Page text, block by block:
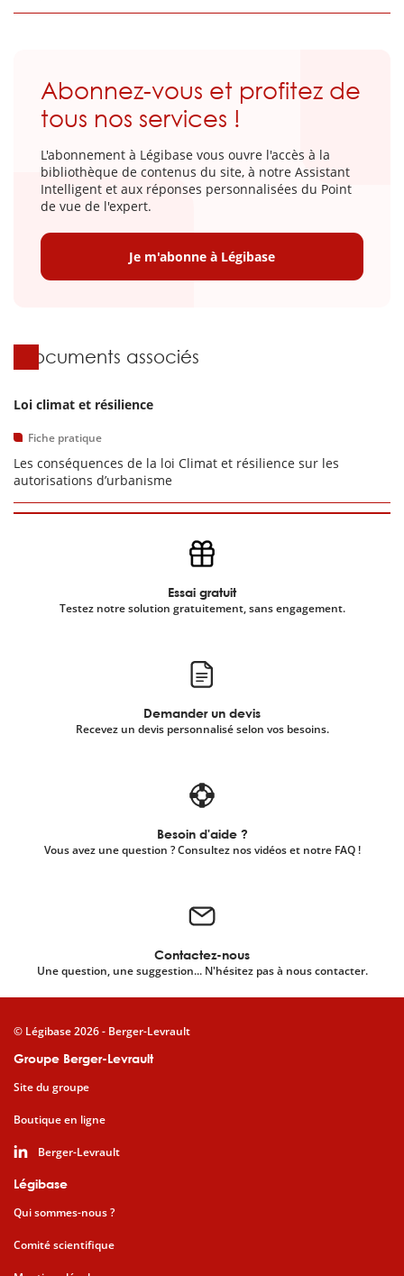
Abonnez-vous et profitez de
tous nos services !
L'abonnement à Légibase vous ouvre l'accès à la
bibliothèque de contenus du site, à notre Assistant
Intelligent et aux réponses personnalisées du Point
de vue de l'expert.
Je m'abonne à Légibase
Documents associés
Loi climat et résilience
Fiche pratique
Les conséquences de la loi Climat et résilience sur les
autorisations d’urbanisme
Essai gratuit
Testez notre solution gratuitement, sans engagement.
Demander un devis
Recevez un devis personnalisé selon vos besoins.
Besoin d'aide ?
Vous avez une question ? Consultez nos vidéos et notre FAQ !
Contactez-nous
Une question, une suggestion... N'hésitez pas à nous contacter.
Groupe Berger-Levrault
Site du groupe
Boutique en ligne
Berger-Levrault
Légibase
Qui sommes-nous ?
Comité scientifique
© Légibase 2026 - Berger-Levrault